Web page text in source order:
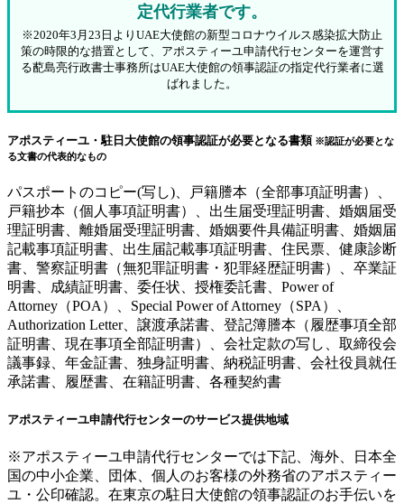
定代行業者です。
※2020年3月23日よりUAE大使館の新型コロナウイルス感染拡大防止
策の時限的な措置として、アポスティーユ申請代行センターを運営す
る蓜島亮行政書士事務所はUAE大使館の領事認証の指定代行業者に選
ばれました。
アポスティーユ・駐日大使館の領事認証が必要となる書類 ※認証が必要とな
る文書の代表的なもの
パスポートのコピー(写し)、戸籍謄本（全部事項証明書）、
戸籍抄本（個人事項証明書）、出生届受理証明書、婚姻届受
理証明書、離婚届受理証明書、婚姻要件具備証明書、婚姻届
記載事項証明書、出生届記載事項証明書、住民票、健康診断
書、警察証明書（無犯罪証明書・犯罪経歴証明書）、卒業証
明書、成績証明書、委任状、授権委託書、Power of
Attorney（POA）、Special Power of Attorney（SPA）、
Authorization Letter、譲渡承諾書、登記簿謄本（履歴事項全部
証明書、現在事項全部証明書）、会社定款の写し、取締役会
議事録、年金証書、独身証明書、納税証明書、会社役員就任
承諾書、履歴書、在籍証明書、各種契約書
アポスティーユ申請代行センターのサービス提供地域
※アポスティーユ申請代行センターでは下記、海外、日本全
国の中小企業、団体、個人のお客様の外務省のアポスティー
ユ・公印確認。在東京の駐日大使館の領事認証のお手伝いを